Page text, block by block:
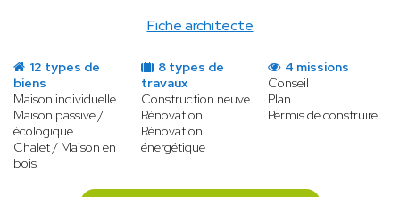
Fiche architecte
12 types de
biens
Maison individuelle
Maison passive /
écologique
Chalet / Maison en
bois
8 types de
travaux
Construction neuve
Rénovation
Rénovation
énergétique
4 missions
Conseil
Plan
Permis de construire